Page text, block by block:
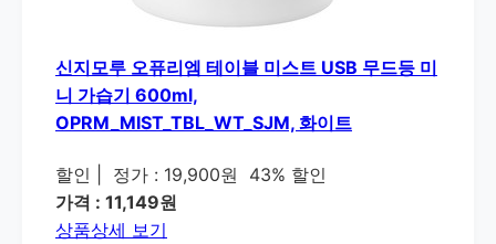
신지모루 오퓨리엠 테이블 미스트 USB 무드등 미
니 가습기 600ml,
OPRM_MIST_TBL_WT_SJM, 화이트
할인 정가 : 19,900원
43% 할인
가격 : 11,149원
상품상세 보기